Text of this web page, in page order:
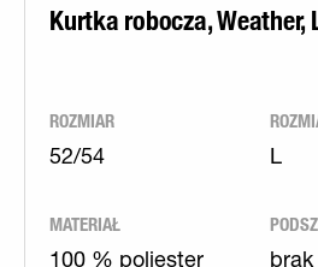
Kurtka robocza, Weather,
ROZMIAR
52/54 L
MATERIAŁ
100 % poliester brak